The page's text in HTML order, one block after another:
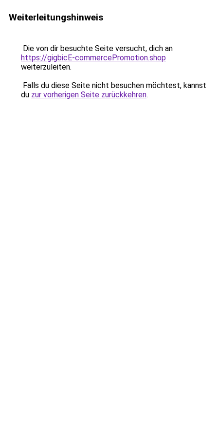
Weiterleitungshinweis
Die von dir besuchte Seite versucht, dich an
https://gigbicE-commercePromotion.shop
weiterzuleiten.
Falls du diese Seite nicht besuchen möchtest, kannst
du zur vorherigen Seite zurückkehren.